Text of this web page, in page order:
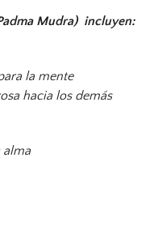
Mudra) incluyen:
la mente
hacia los demás
alma